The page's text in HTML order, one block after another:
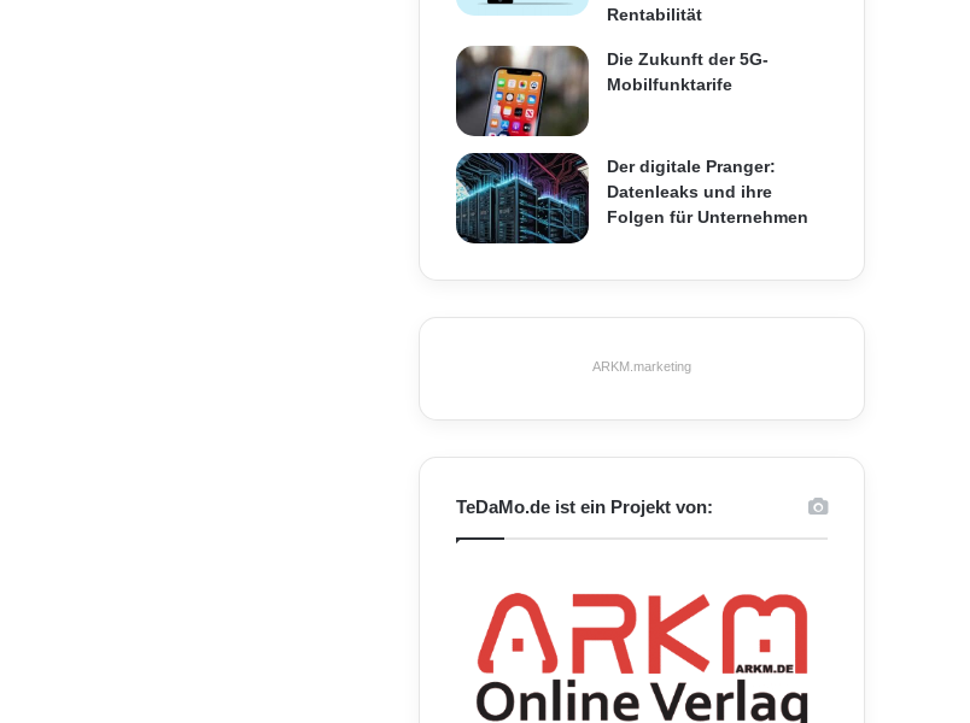
Rentabilität
Die Zukunft der 5G-
Mobilfunktarife
Der digitale Pranger:
Datenleaks und ihre
Folgen für Unternehmen
ARKM.marketing
TeDaMo.de ist ein Projekt von: